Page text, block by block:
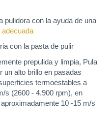
pulidora con la ayuda de una
adecuada
con la pasta de pulir
prepulida y limpia, Pula
un alto brillo en pasadas
termoestables a
s (2600 - 4.900 rpm), en
10 -15 m/s